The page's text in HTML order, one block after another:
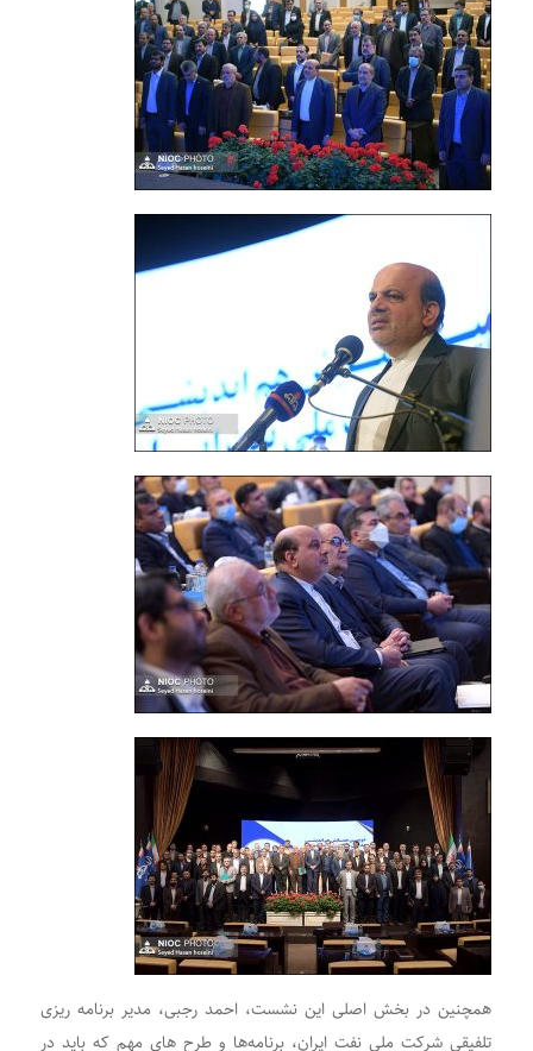
همچنین در بخش اصلی این نشست، احمد رجبی، مدیر برنامه ریزی
تلفیقی شرکت ملی نفت ایران، برنامه‌ها و طرح های مهم که باید در